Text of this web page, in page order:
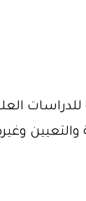
سعادة وكيل الجامعة للدراسات